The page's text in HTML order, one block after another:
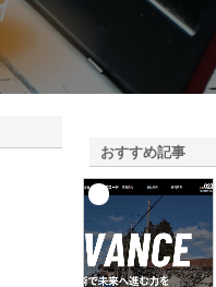
おすすめ記事